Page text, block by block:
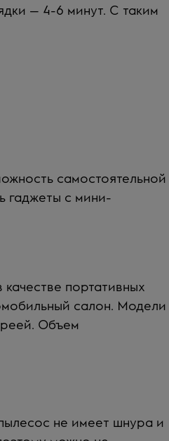
— 4-6 минут. С таким
самостоятельной
гаджеты с мини-
портативных
салон. Модели
Объем
не имеет шнура и